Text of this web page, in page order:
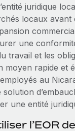
le
les avantages
produits de
et Xero et
pour mission d'aider
gérer et payer...
juridique
locaux avant
une
travail et les
moyen rapide et
au
une entité
l’EOR